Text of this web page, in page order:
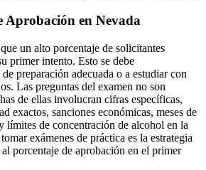
Aprobación en Nevada
un alto porcentaje de solicitantes
primer intento. Esto se debe
preparación adecuada o a estudiar con
Las preguntas del examen no son
de ellas involucran cifras específicas,
exactos, sanciones económicas, meses de
límites de concentración de alcohol en la
exámenes de práctica es la estrategia
porcentaje de aprobación en el primer